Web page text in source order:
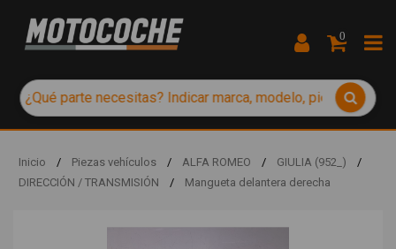
0
Inicio / Piezas vehículos / ALFA ROMEO / GIULIA (952_)
/
DIRECCIÓN / TRANSMISIÓN
/ Mangueta delantera derecha